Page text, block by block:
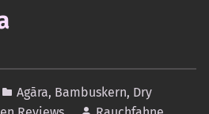
Agāra, Bambuskern, Dry